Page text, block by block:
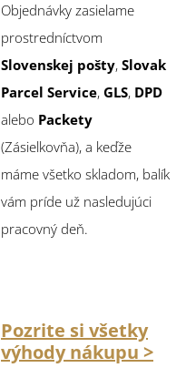
Objednávky zasielame
prostredníctvom
Slovenskej pošty, Slovak
Parcel Service, GLS, DPD
alebo Packety
(Zásielkovňa), a keďže
máme všetko skladom, balík
vám príde už nasledujúci
pracovný deň.
Pozrite si všetky
výhody nákupu >